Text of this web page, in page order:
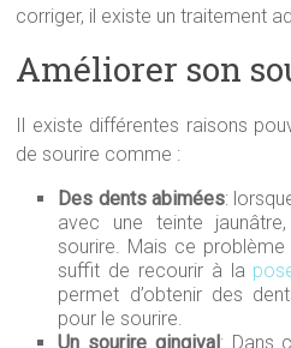
corriger, il existe un traitement
Améliorer son
Il existe différentes raisons
de sourire comme :
Des dents abimées:
avec une teinte
sourire. Mais ce problème
suffit de recourir à la
permet d’obtenir des
pour le sourire.
Un sourire gingival: Dans